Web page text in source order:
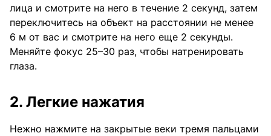
лица и смотрите на него в течение 2 секунд, затем
переключитесь на объект на расстоянии не менее
6 м от вас и смотрите на него еще 2 секунды.
Меняйте фокус 25–30 раз, чтобы натренировать
глаза.
2. Легкие нажатия
Нежно нажмите на закрытые веки тремя пальцами